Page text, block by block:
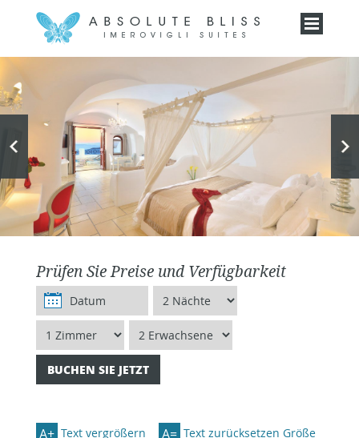
Prüfen Sie Preise und Verfügbarkeit
BUCHEN SIE JETZT
A+ Text vergrößern A= Text zurücksetzen Größe